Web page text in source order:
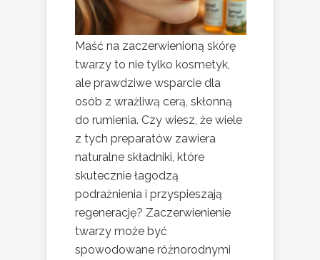
Maść na zaczerwienioną skórę
twarzy to nie tylko kosmetyk,
ale prawdziwe wsparcie dla
osób z wrażliwą cerą, skłonną
do rumienia. Czy wiesz, że wiele
z tych preparatów zawiera
naturalne składniki, które
skutecznie łagodzą
podrażnienia i przyspieszają
regenerację? Zaczerwienienie
twarzy może być
spowodowane różnorodnymi